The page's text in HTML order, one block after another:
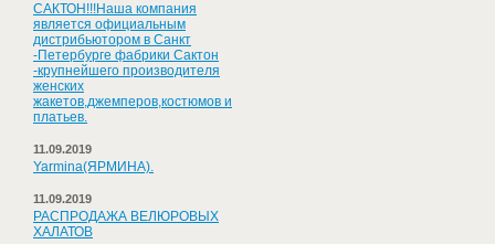
САКТОН!!!Наша компания
является официальным
дистрибьютором в Санкт
-Петербурге фабрики Сактон
-крупнейшего производителя
женских
жакетов,джемперов,костюмов и
платьев.
11.09.2019
Yarmina(ЯРМИНА).
11.09.2019
РАСПРОДАЖА ВЕЛЮРОВЫХ
ХАЛАТОВ